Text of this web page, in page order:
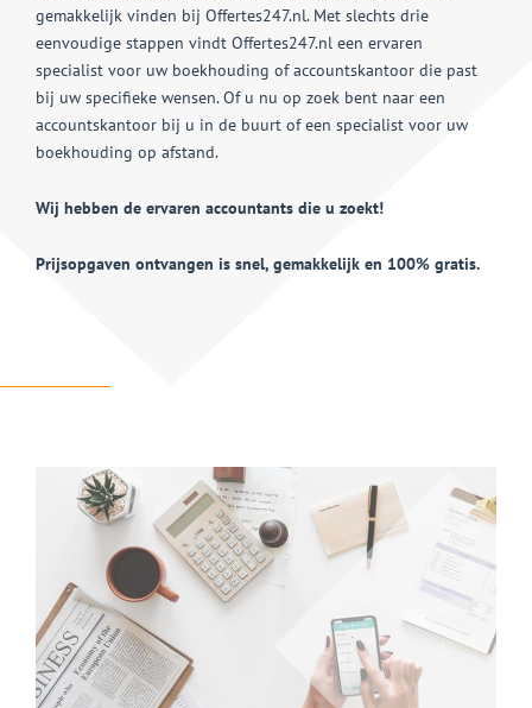
gemakkelijk vinden bij Offertes247.nl. Met slechts drie
eenvoudige stappen vindt Offertes247.nl een ervaren
specialist voor uw boekhouding of accountskantoor die past
bij uw specifieke wensen. Of u nu op zoek bent naar een
accountskantoor bij u in de buurt of een specialist voor uw
boekhouding op afstand.
Wij hebben de ervaren accountants die u zoekt!
Prijsopgaven ontvangen is snel, gemakkelijk en 100% gratis.